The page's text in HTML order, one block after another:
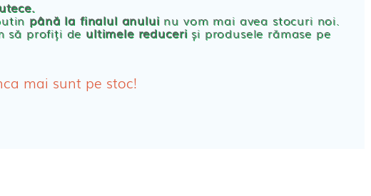
Absorbante
Absorbante Post-Natale
Absorbante Incontinenta Urinara
până la finalul anuluinu vom mai avea stocuri noi.
să profiți de ultimele reduceriși produsele rămase pe
mai sunt pe stoc!